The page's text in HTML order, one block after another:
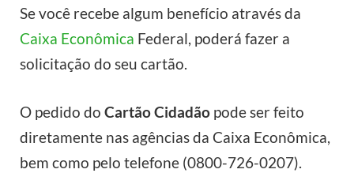
Se você recebe algum benefício através da
Caixa Econômica Federal, poderá fazer a
solicitação do seu cartão.
O pedido do Cartão Cidadão pode ser feito
diretamente nas agências da Caixa Econômica,
bem como pelo telefone (0800-726-0207).